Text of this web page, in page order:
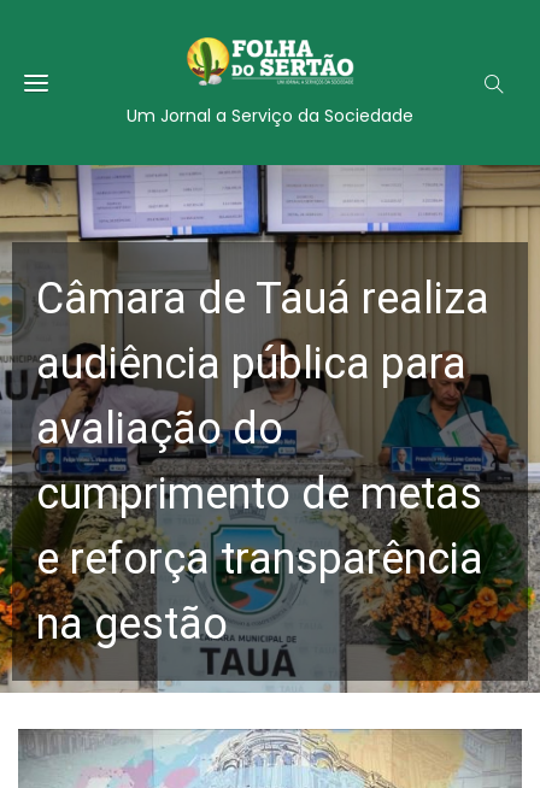
Um Jornal a Serviço da Sociedade
Câmara de Tauá realiza
audiência pública para
avaliação do
cumprimento de metas
e reforça transparência
na gestão